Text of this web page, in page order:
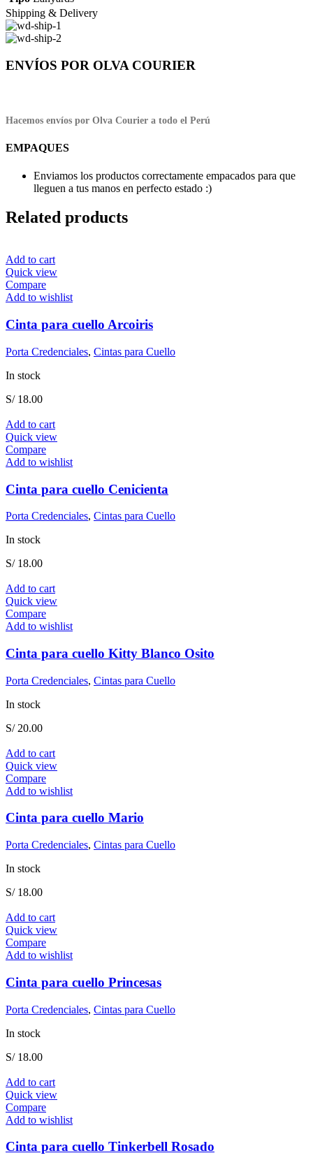
Shipping & Delivery
ENVÍOS POR OLVA COURIER
Hacemos envíos por Olva Courier a todo el Perú
EMPAQUES
Enviamos los productos correctamente empacados para que
lleguen a tus manos en perfecto estado :)
Related products
Add to cart
Quick view
Compare
Add to wishlist
Cinta para cuello Arcoiris
Porta Credenciales, Cintas para Cuello
In stock
S/18.00
Add to cart
Quick view
Compare
Add to wishlist
Cinta para cuello Cenicienta
Porta Credenciales, Cintas para Cuello
In stock
S/18.00
Add to cart
Quick view
Compare
Add to wishlist
Cinta para cuello Kitty Blanco Osito
Porta Credenciales, Cintas para Cuello
In stock
S/20.00
Add to cart
Quick view
Compare
Add to wishlist
Cinta para cuello Mario
Porta Credenciales, Cintas para Cuello
In stock
S/18.00
Add to cart
Quick view
Compare
Add to wishlist
Cinta para cuello Princesas
Porta Credenciales, Cintas para Cuello
In stock
S/18.00
Add to cart
Quick view
Compare
Add to wishlist
Cinta para cuello Tinkerbell Rosado